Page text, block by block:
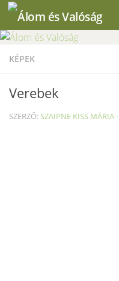
Skip to content
KÉPEK
Verebek
SZERZŐ:SZAIPNE KISS MÁRIA ·